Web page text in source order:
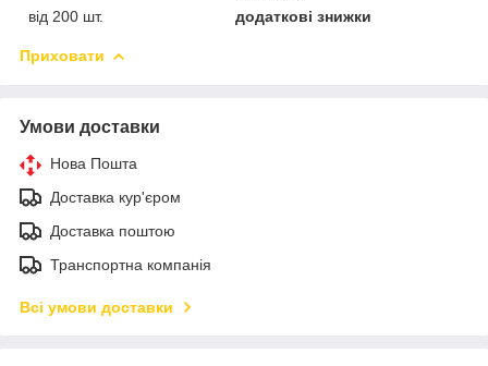
від 200 шт.
додаткові знижки
Приховати
Умови доставки
Нова Пошта
Доставка кур'єром
Доставка поштою
Транспортна компанія
Всі умови доставки